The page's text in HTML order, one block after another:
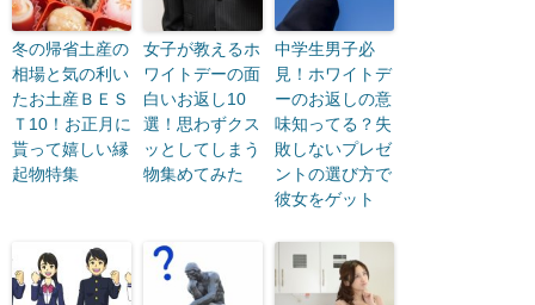
冬の帰省土産の
相場と気の利い
たお土産ＢＥＳ
Ｔ10！お正月に
貰って嬉しい縁
起物特集
女子が教えるホ
ワイトデーの面
白いお返し10
選！思わずクス
ッとしてしまう
物集めてみた
中学生男子必
見！ホワイトデ
ーのお返しの意
味知ってる？失
敗しないプレゼ
ントの選び方で
彼女をゲット